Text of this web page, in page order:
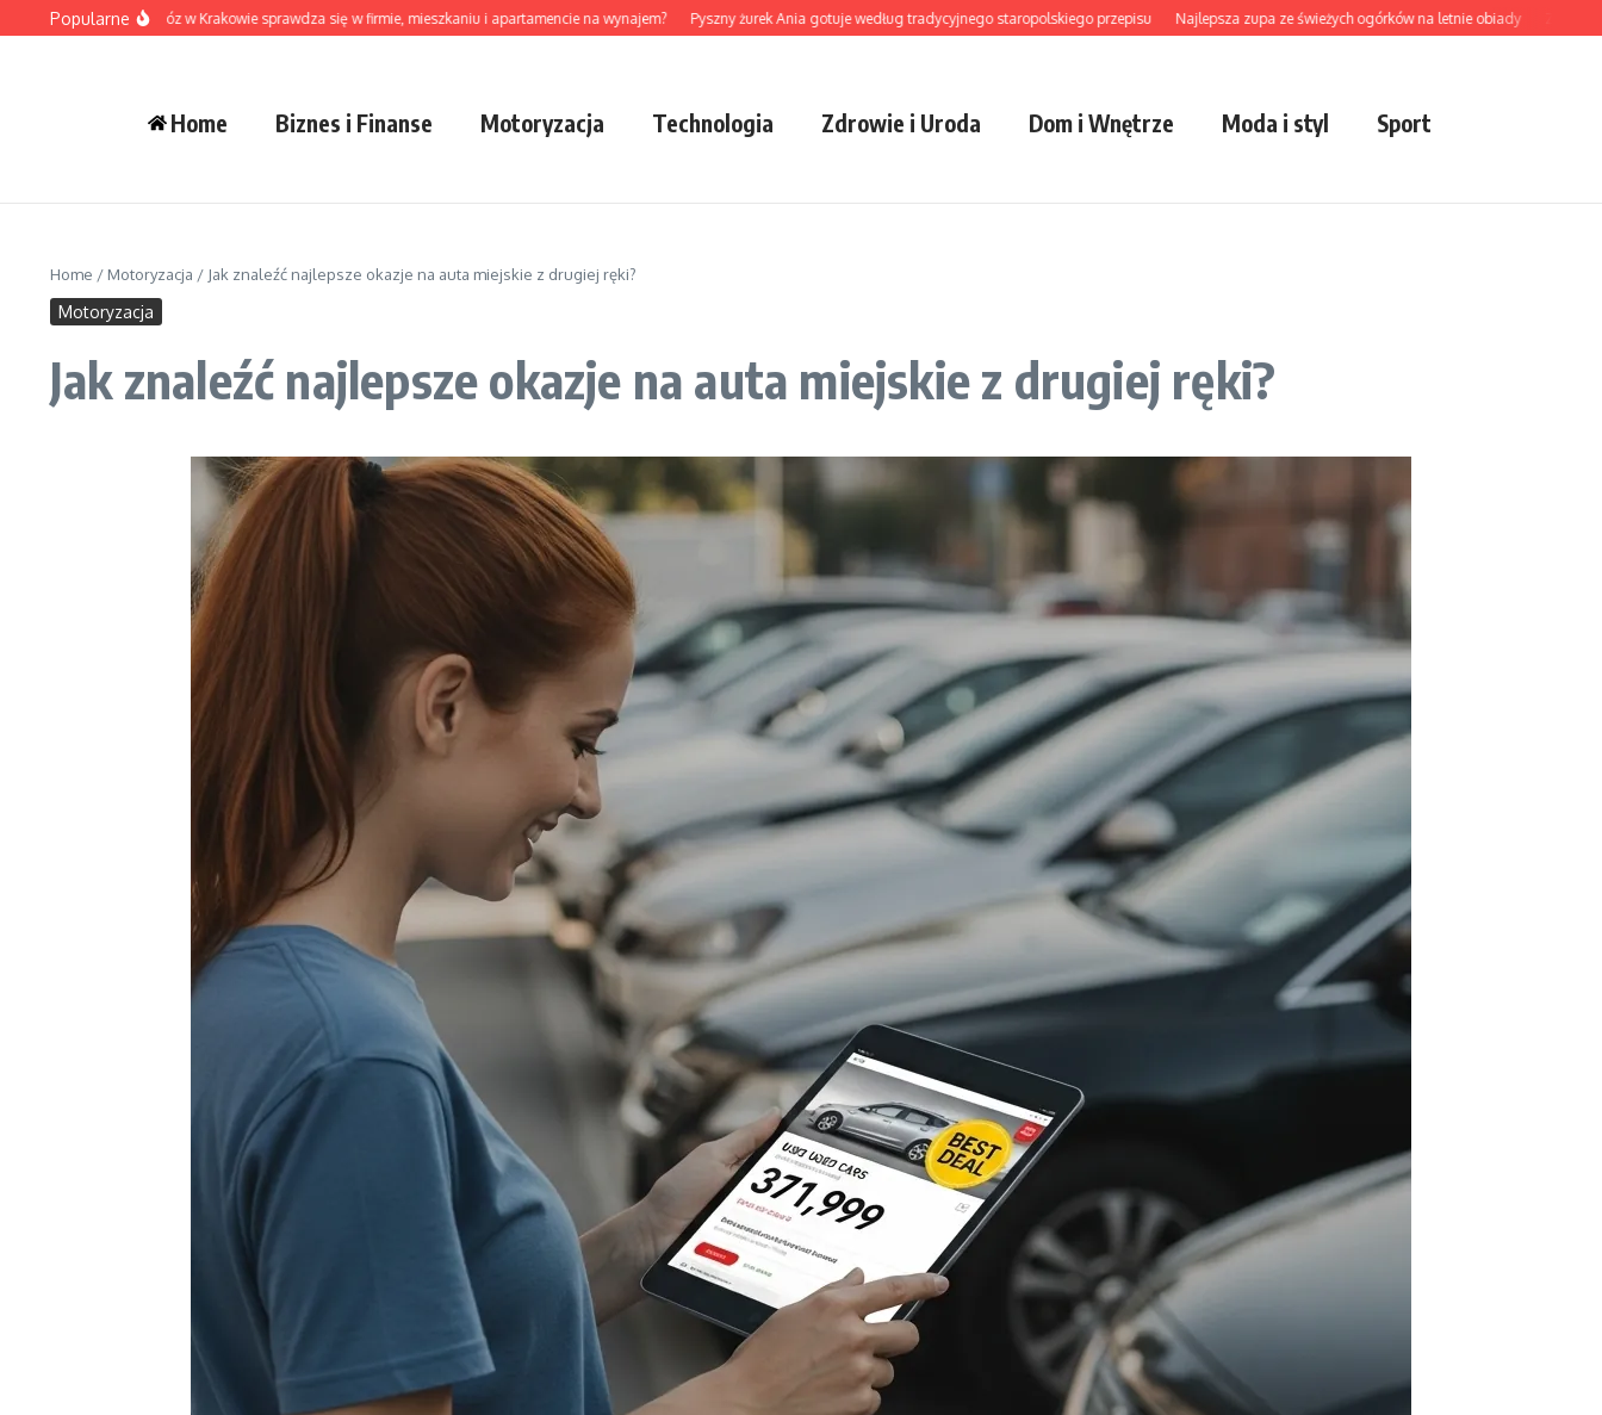
Przejdź do treści
Popularne
pranie na dowóz w Krakowie sprawdza się w firmie, mieszkaniu i apartamencie na wynajem? Pyszny żurek Ania gotuje według tradycyjnego staropolskiego przepisu Najlepsza zupa ze świeżych ogórków na letnie obiady Zupa wonton
Home Biznes i Finanse Motoryzacja Technologia Zdrowie i Uroda Dom i Wnętrze Moda i styl Sport
Home / Motoryzacja / Jak znaleźć najlepsze okazje na auta miejskie z drugiej ręki?
Motoryzacja
Jak znaleźć najlepsze okazje na auta miejskie z drugiej ręki?